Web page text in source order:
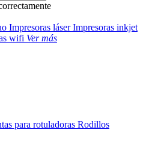
Impresoras láserImpresoras inkjet
wifi Ver más
para rotuladoras Rodillos